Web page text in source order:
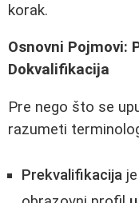
korak.
Osnovni Pojmovi:
Dokvalifikacija
Pre nego što se
razumeti
Prekvalifikacija